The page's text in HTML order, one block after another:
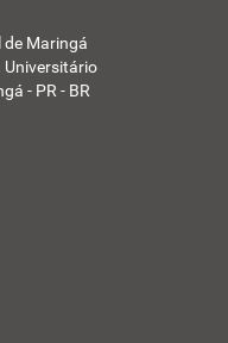
de Maringá
Universitário
- PR - BR